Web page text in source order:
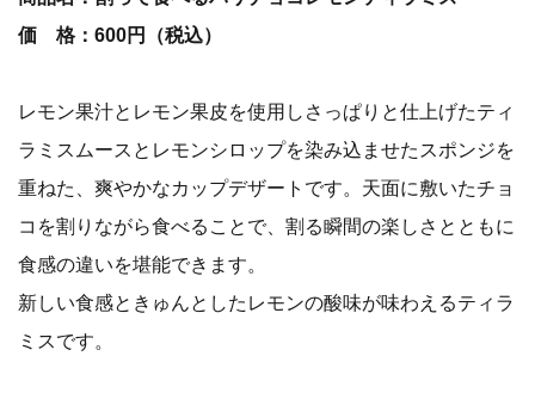
価 格：600円（税込）
レモン果汁とレモン果皮を使用しさっぱりと仕上げたティ
ラミスムースとレモンシロップを染み込ませたスポンジを
重ねた、爽やかなカップデザートです。天面に敷いたチョ
コを割りながら食べることで、割る瞬間の楽しさとともに
食感の違いを堪能できます。
新しい食感ときゅんとしたレモンの酸味が味わえるティラ
ミスです。